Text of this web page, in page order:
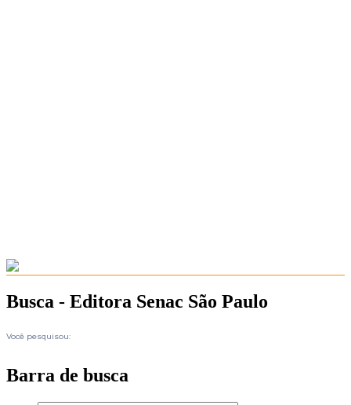
Busca - Editora Senac São Paulo
Barra de busca